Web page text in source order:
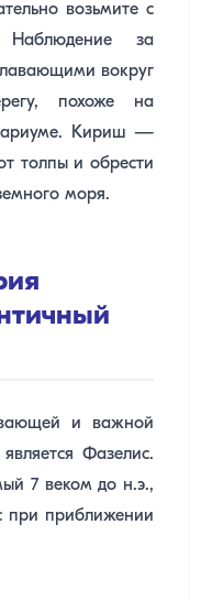
возьмите с
за
вокруг
похоже на
Кириш —
толпы и обрести
моря.
и важной
Фазелис.
7 веком до н.э.,
при приближении